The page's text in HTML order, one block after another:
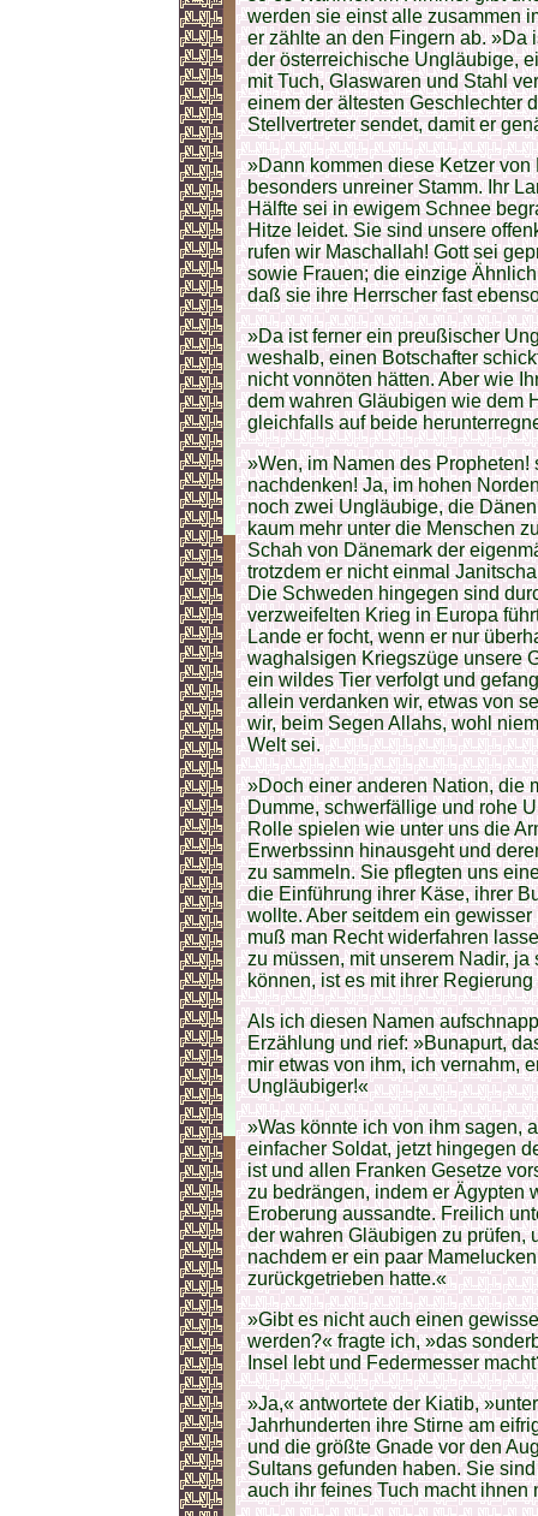
werden sie einst alle zusammen
er zählte an den Fingern ab. »Da
der österreichische Ungläubige,
mit Tuch, Glaswaren und Stahl
einem der ältesten Geschlechter
Stellvertreter sendet, damit er
»Dann kommen diese Ketzer
besonders unreiner Stamm. Ihr
Hälfte sei in ewigem Schnee
Hitze leidet. Sie sind unsere
rufen wir Maschallah! Gott sei
sowie Frauen; die einzige
daß sie ihre Herrscher fast
»Da ist ferner ein preußischer
weshalb, einen Botschafter
nicht vonnöten hätten. Aber wie
dem wahren Gläubigen wie dem
gleichfalls auf beide
»Wen, im Namen des
nachdenken! Ja, im hohen
noch zwei Ungläubige, die
kaum mehr unter die Menschen
Schah von Dänemark der
trotzdem er nicht einmal
Die Schweden hingegen sind
verzweifelten Krieg in Europa
Lande er focht, wenn er nur
waghalsigen Kriegszüge unsere
ein wildes Tier verfolgt und
allein verdanken wir, etwas von
wir, beim Segen Allahs, wohl
Welt sei.
»Doch einer anderen Nation, die
Dumme, schwerfällige und rohe
Rolle spielen wie unter uns die
Erwerbssinn hinausgeht und
zu sammeln. Sie pflegten uns
die Einführung ihrer Käse, ihrer
wollte. Aber seitdem ein
muß man Recht widerfahren
zu müssen, mit unserem Nadir,
können, ist es mit ihrer Regierung
Als ich diesen Namen
Erzählung und rief: »Bunapurt,
mir etwas von ihm, ich vernahm,
Ungläubiger!«
»Was könnte ich von ihm sagen,
einfacher Soldat, jetzt hingegen
ist und allen Franken Gesetze
zu bedrängen, indem er Ägypten
Eroberung aussandte. Freilich
der wahren Gläubigen zu prüfen,
nachdem er ein paar
zurückgetrieben hatte.«
»Gibt es nicht auch einen
werden?« fragte ich, »das
Insel lebt und Federmesser
»Ja,« antwortete der Kiatib,
Jahrhunderten ihre Stirne am
und die größte Gnade vor den
Sultans gefunden haben. Sie
auch ihr feines Tuch macht ihnen